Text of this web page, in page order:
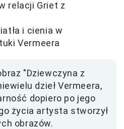
relacji Griet z
i cienia w
Vermeera
"Dziewczyna z
dzieł Vermeera,
dopiero po jego
życia artysta stworzył
obrazów.